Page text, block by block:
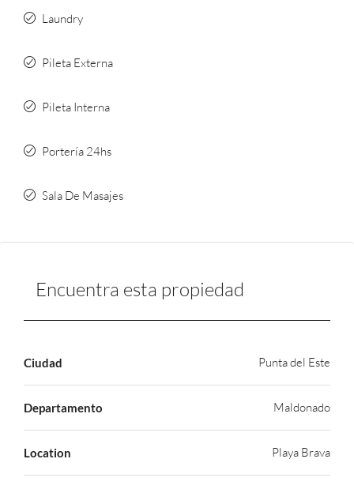
Laundry
Pileta Externa
Pileta Interna
Portería 24hs
Sala De Masajes
Encuentra esta propiedad
Ciudad Punta del Este
Departamento Maldonado
Location Playa Brava